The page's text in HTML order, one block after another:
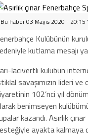
Bu haber 03 Mayıs 2020 -
Kulübünün
kutlama mesajı
lacivertli kulübün
savaşımızın lideri
102’nci yıl
benimseyen
kazandı. Asırlık
ayakta kalmaya